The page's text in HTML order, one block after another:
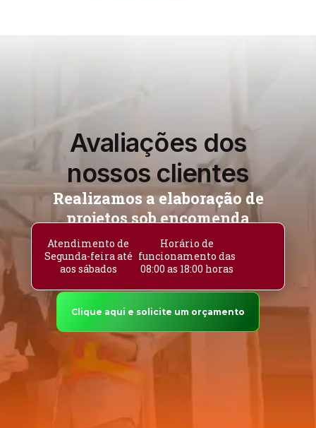
Avaliações dos
nossos clientes
Realizamos a elaboração de
projetos sob encomenda
Atendimento de
Segunda-feira até
aos sábados
Horário de
funcionamento das
08:00 as 18:00 horas
Clique aqui e solicite um orçamento